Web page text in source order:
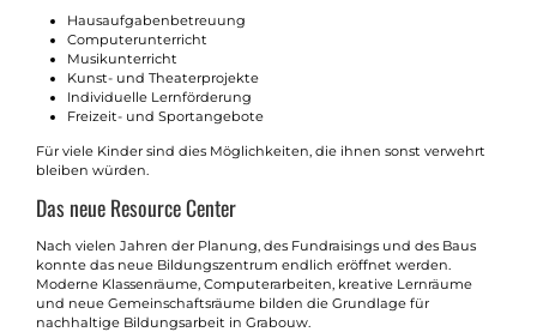
Hausaufgabenbetreuung
Computerunterricht
Musikunterricht
Kunst- und Theaterprojekte
Individuelle Lernförderung
Freizeit- und Sportangebote
Für viele Kinder sind dies Möglichkeiten, die ihnen sonst verwehrt
bleiben würden.
Das neue Resource Center
Nach vielen Jahren der Planung, des Fundraisings und des Baus
konnte das neue Bildungszentrum endlich eröffnet werden.
Moderne Klassenräume, Computerarbeiten, kreative Lernräume
und neue Gemeinschaftsräume bilden die Grundlage für
nachhaltige Bildungsarbeit in Grabouw.